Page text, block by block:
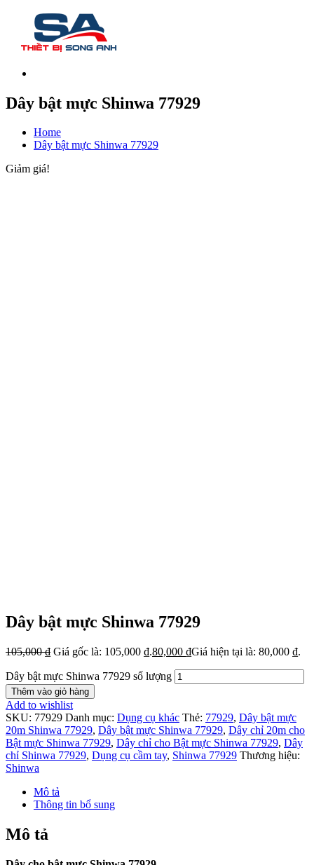
Dây bật mực Shinwa 77929
Home
Dây bật mực Shinwa 77929
Giảm giá!
Dây bật mực Shinwa 77929
105,000₫ Giá gốc là: 105,000 ₫.80,000 ₫Giá hiện tại là: 80,000 ₫.
Dây bật mực Shinwa 77929 số lượng
Thêm vào giỏ hàng
Add to wishlist
SKU: 77929 Danh mục: Dụng cụ khác Thẻ: 77929, Dây bật mực
20m Shinwa 77929, Dây bật mực Shinwa 77929, Dây chỉ 20m cho
Bật mực Shinwa 77929, Dây chỉ cho Bật mực Shinwa 77929, Dây
chỉ Shinwa 77929, Dụng cụ cầm tay, Shinwa 77929 Thương hiệu:
Shinwa
Mô tả
Thông tin bổ sung
Mô tả